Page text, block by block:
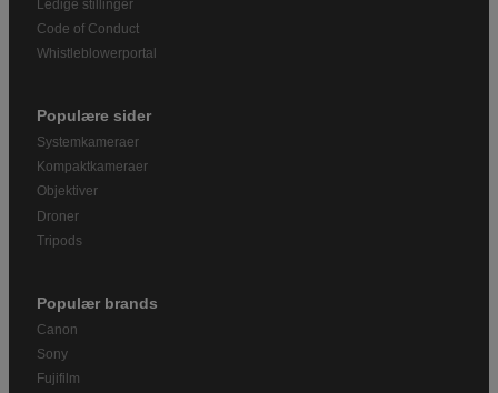
Ledige stillinger
Code of Conduct
Whistleblowerportal
Populære sider
Systemkameraer
Kompaktkameraer
Objektiver
Droner
Tripods
Populær brands
Canon
Sony
Fujifilm